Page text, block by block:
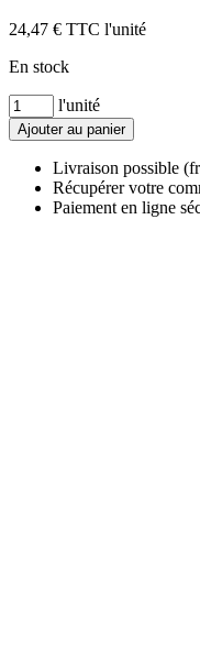
24,47 € TTC l'unité
En stock
Quantitél'unité
Ajouter au panier
Livraison possible
Récupérer votre
Paiement en ligne